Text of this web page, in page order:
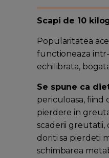
Scapi de 10
Popularitatea
functioneaza
echilibrata,
Se spune ca
periculoasa, fiind
pierdere in
scaderii greutatii,
doriti sa pierdeti
schimbarea